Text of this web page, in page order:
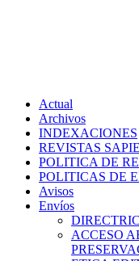
Actual
Archivos
INDEXACIONES
REVISTAS
POLITICA DE
POLITICAS DE
Avisos
Envíos
ACCESO